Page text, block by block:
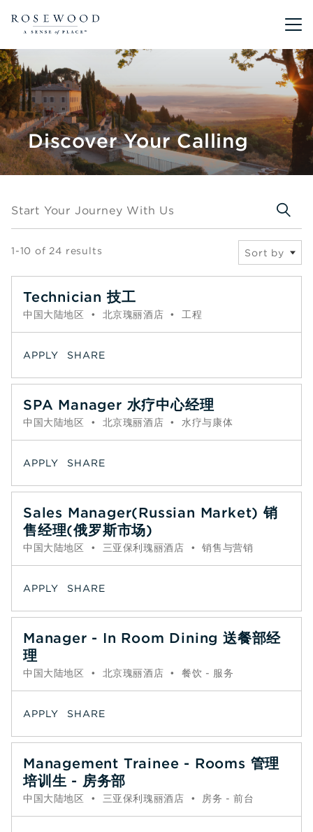
Main
Discover Your Calling
Start Your Journey With Us
1-10 of 24 results Sort by
Technician 技工
中国大陆地区 • 北京瑰丽酒店 • 工程
APPLY SHARE
SPA Manager 水疗中心经理
中国大陆地区 • 北京瑰丽酒店 • 水疗与康体
APPLY SHARE
Sales Manager(Russian Market) 销
售经理(俄罗斯市场)
中国大陆地区 • 三亚保利瑰丽酒店 • 销售与营销
APPLY SHARE
Manager - In Room Dining 送餐部经
理
中国大陆地区 • 北京瑰丽酒店 • 餐饮 - 服务
APPLY SHARE
Management Trainee - Rooms 管理
培训生 - 房务部
中国大陆地区 • 三亚保利瑰丽酒店 • 房务 - 前台